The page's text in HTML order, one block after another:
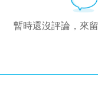
暫時還沒評論，來